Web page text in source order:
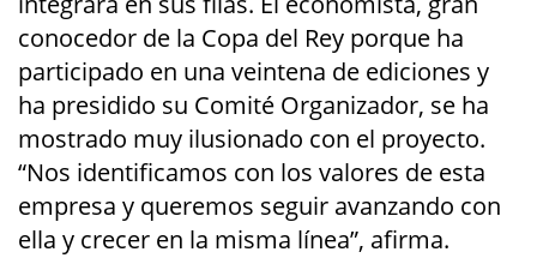
conocedor de la Copa del Rey porque ha
participado en una veintena de ediciones y
ha presidido su Comité Organizador, se ha
mostrado muy ilusionado con el proyecto.
“Nos identificamos con los valores de esta
empresa y queremos seguir avanzando con
ella y crecer en la misma línea”, afirma.